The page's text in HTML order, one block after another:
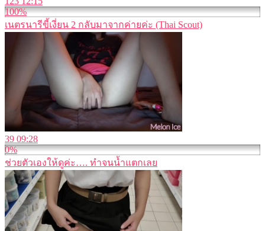
100%
เนตรนารีขี้เงี่ยน 2 กลับมาจากค่ายค่ะ (Thai Scout)
39 09:28
0%
ช่วยตัวเองให้ดูค่ะ…. ทำจนน้ำแตกเลย